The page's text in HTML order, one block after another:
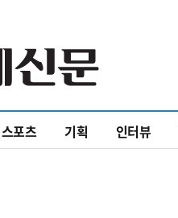
스포츠 기획 인터뷰